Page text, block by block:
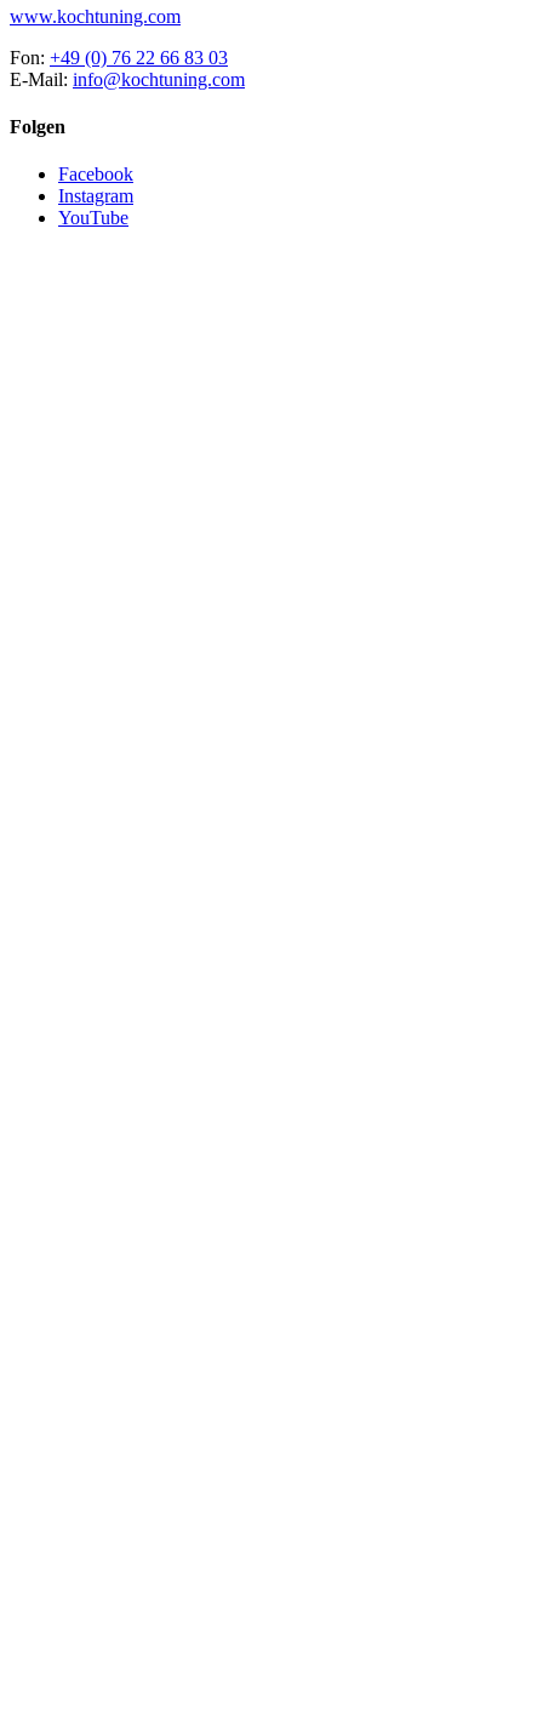
www.kochtuning.com
Fon: +49 (0) 76 22 66 83 03
E-Mail: info@kochtuning.com
Folgen
Facebook
Instagram
YouTube